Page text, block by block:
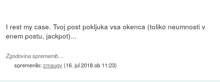
I rest my case. Tvoj post pokljuka vsa okenca (toliko neumnosti v
enem postu, jackpot)...
Zgodovina sprememb…
spremenilo:zmaugy (16. jul 2018 ob 11:23)